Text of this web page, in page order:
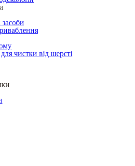
засоби
чистки від шерсті